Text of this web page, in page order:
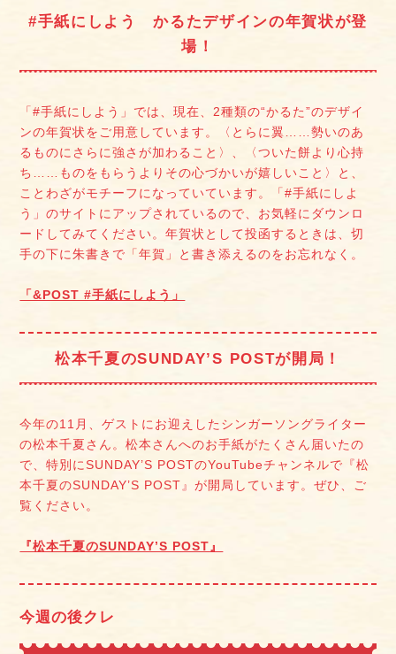
#手紙にしよう かるたデザインの年賀状が登
場！
「#手紙にしよう」では、現在、2種類の“かるた”のデザイ
ンの年賀状をご用意しています。〈とらに翼……勢いのあ
るものにさらに強さが加わること〉、〈ついた餅より心持
ち……ものをもらうよりその心づかいが嬉しいこと〉と、
ことわざがモチーフになっていています。「#手紙にしよ
う」のサイトにアップされているので、お気軽にダウンロ
ードしてみてください。年賀状として投函するときは、切
手の下に朱書きで「年賀」と書き添えるのをお忘れなく。
「&POST #手紙にしよう」
松本千夏のSUNDAY’S POSTが開局！
今年の11月、ゲストにお迎えしたシンガーソングライター
の松本千夏さん。松本さんへのお手紙がたくさん届いたの
で、特別にSUNDAY’S POSTのYouTubeチャンネルで『松
本千夏のSUNDAY’S POST』が開局しています。ぜひ、ご
覧ください。
『松本千夏のSUNDAY’S POST』
今週の後クレ